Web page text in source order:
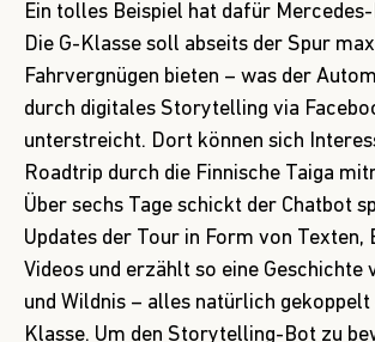
Ein tolles Beispiel hat dafür
Die G-Klasse soll abseits der Spur
Fahrvergnügen bieten – was der
durch digitales Storytelling via
unterstreicht. Dort können sich
Roadtrip durch die Finnische Taiga
Über sechs Tage schickt der Chatbot
Updates der Tour in Form von Texten,
Videos und erzählt so eine Geschichte
und Wildnis – alles natürlich gekoppelt
Klasse. Um den Storytelling-Bot zu